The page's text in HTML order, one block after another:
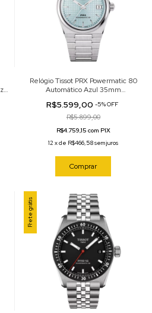
Relógio Tissot PRX Powermatic 80
Automático Azul 35mm
R$5.599,00 -5%OFF
R$5.899,00
R$4.759,15 com PIX
12 xde R$466,58sem juros
Comprar
Frete grátis